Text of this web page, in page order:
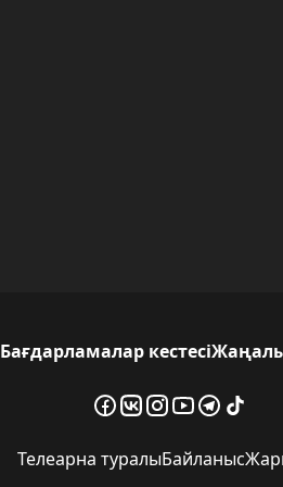
Бағдарламалар кестесі
Телеарна туралыБайланыс